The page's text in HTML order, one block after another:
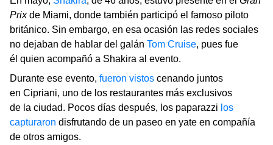
Prixde Miami, donde también participó el famoso piloto
británico. Sin embargo, en esa ocasión las redes sociales
no dejaban de hablar del galán Tom Cruise, pues fue
él quien acompañó a Shakira al evento.
Durante ese evento, fueron vistos cenando juntos
en Cipriani, uno de los restaurantes más exclusivos
de la ciudad. Pocos días después, los paparazzi los
capturaron disfrutando de un paseo en yate en compañía
de otros amigos.